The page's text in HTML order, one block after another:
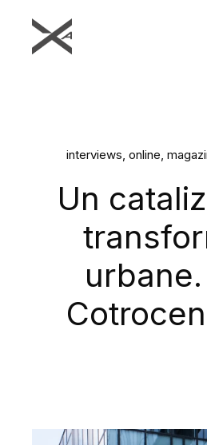
interviews, online,
Un